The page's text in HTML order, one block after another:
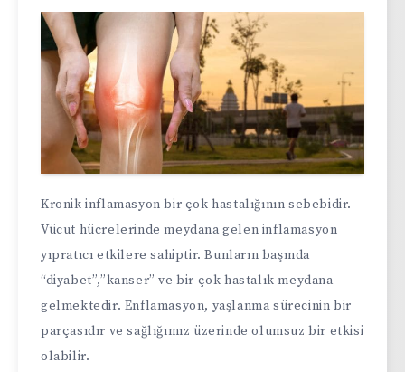
Kronik inflamasyon bir çok hastalığının sebebidir.
Vücut hücrelerinde meydana gelen inflamasyon
yıpratıcı etkilere sahiptir. Bunların başında
“diyabet”,”kanser” ve bir çok hastalık meydana
gelmektedir. Enflamasyon, yaşlanma sürecinin bir
parçasıdır ve sağlığımız üzerinde olumsuz bir etkisi
olabilir.